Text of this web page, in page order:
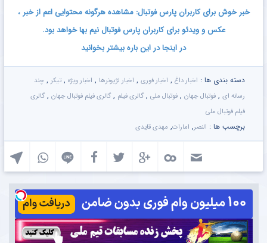
خبر خوش برای کاربران پارس فوتبال: مشاهده هرگونه محتوایی اعم از خبر ،
عکس و ویدئو برای کاربران پارس فوتبال نیم بها خواهد بود.
در اینجا در این باره بیشتر بخوانید
دسته بندی ها : اخبار داغ , اخبار فوری , اخبار لژیونرها , اخبار ویژه , تیکر , چند
رسانه ای , فوتبال جهان , فوتبال ملی , گالری فیلم , گالری فیلم فوتبال جهان , گالری
فیلم فوتبال ملی
برچسب ها : النصر, امارات, مهدی قایدی